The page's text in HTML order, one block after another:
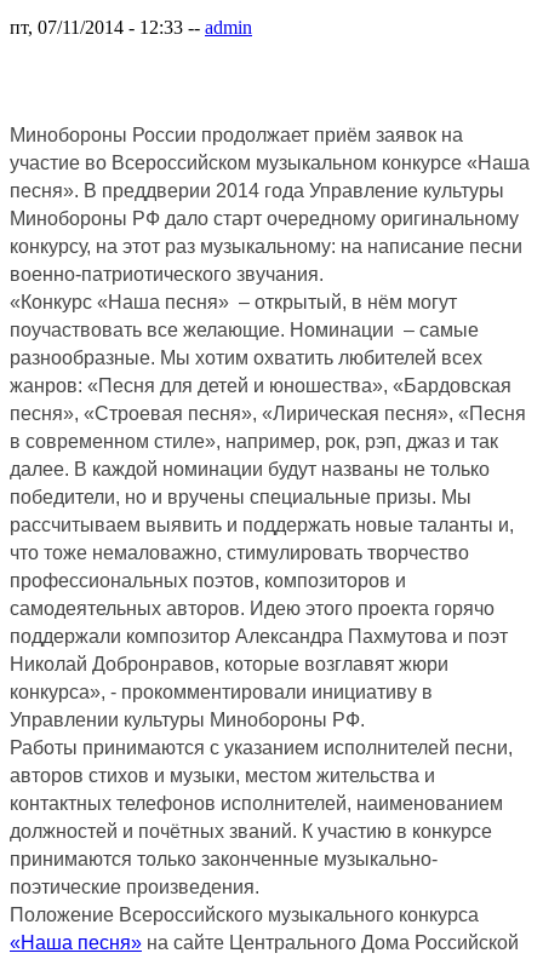
пт, 07/11/2014 - 12:33 -- admin
Минобороны России продолжает приём заявок на
участие во Всероссийском музыкальном конкурсе «Наша
песня». В преддверии 2014 года Управление культуры
Минобороны РФ дало старт очередному оригинальному
конкурсу, на этот раз музыкальному: на написание песни
военно-патриотического звучания.
«Конкурс «Наша песня» – открытый, в нём могут
поучаствовать все желающие. Номинации – самые
разнообразные. Мы хотим охватить любителей всех
жанров: «Песня для детей и юношества», «Бардовская
песня», «Строевая песня», «Лирическая песня», «Песня
в современном стиле», например, рок, рэп, джаз и так
далее. В каждой номинации будут названы не только
победители, но и вручены специальные призы. Мы
рассчитываем выявить и поддержать новые таланты и,
что тоже немаловажно, стимулировать творчество
профессиональных поэтов, композиторов и
самодеятельных авторов. Идею этого проекта горячо
поддержали композитор Александра Пахмутова и поэт
Николай Добронравов, которые возглавят жюри
конкурса», - прокомментировали инициативу в
Управлении культуры Минобороны РФ.
Работы принимаются с указанием исполнителей песни,
авторов стихов и музыки, местом жительства и
контактных телефонов исполнителей, наименованием
должностей и почётных званий. К участию в конкурсе
принимаются только законченные музыкально-
поэтические произведения.
Положение Всероссийского музыкального конкурса
«Наша песня» на сайте Центрального Дома Российской